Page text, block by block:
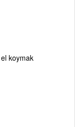
el koymak